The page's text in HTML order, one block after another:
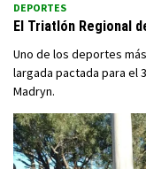
DEPORTES
El Triatlón Regional
Uno de los deportes
largada pactada para el
Madryn.